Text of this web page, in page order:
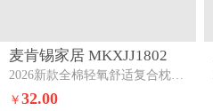
麦肯锡家居 MKXJJ1802
2026新款全棉轻氧舒适复合枕头枕芯一只高枕
￥32.00